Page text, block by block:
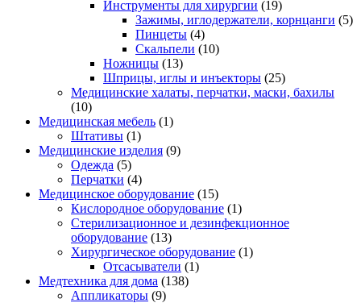
Инструменты для хирургии (19)
Зажимы, иглодержатели, корнцанги (5)
Пинцеты (4)
Скальпели (10)
Ножницы (13)
Шприцы, иглы и инъекторы (25)
Медицинские халаты, перчатки, маски, бахилы
(10)
Медицинская мебель (1)
Штативы (1)
Медицинские изделия (9)
Одежда (5)
Перчатки (4)
Медицинское оборудование (15)
Кислородное оборудование (1)
Стерилизационное и дезинфекционное
оборудование (13)
Хирургическое оборудование (1)
Отсасыватели (1)
Медтехника для дома (138)
Аппликаторы (9)